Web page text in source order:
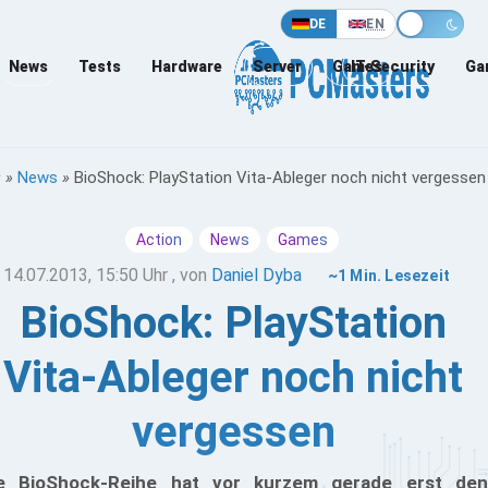
DE EN
News Tests Hardware Server Games
IT-Security
» News » BioShock: PlayStation Vita-Ableger noch nicht vergessen
Action News Games
14.07.2013, 15:50 Uhr , von Daniel Dyba ~1 Min. Lesezeit
BioShock: PlayStation
Vita-Ableger noch nicht
vergessen
BioShock-Reihe hat vor kurzem gerade erst den